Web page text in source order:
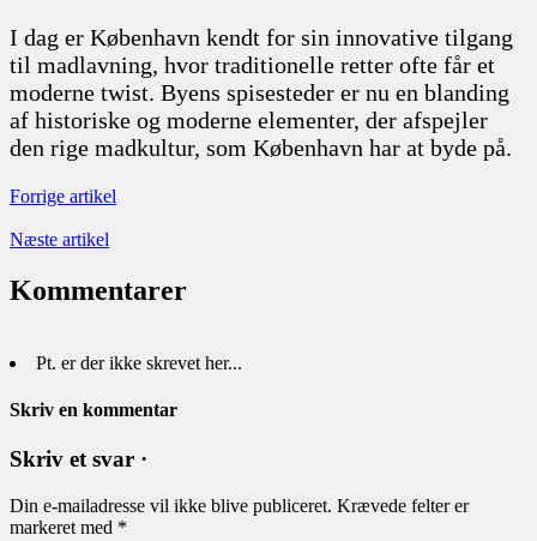
I dag er København kendt for sin innovative tilgang
til madlavning, hvor traditionelle retter ofte får et
moderne twist. Byens spisesteder er nu en blanding
af historiske og moderne elementer, der afspejler
den rige madkultur, som København har at byde på.
Forrige artikel
Næste artikel
Kommentarer
Pt. er der ikke skrevet her...
Skriv en kommentar
Skriv et svar ·
Din e-mailadresse vil ikke blive publiceret. Krævede felter er
markeret med *